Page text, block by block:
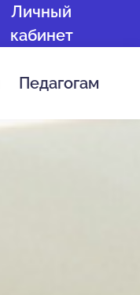
Личный
кабинет
Педагогам